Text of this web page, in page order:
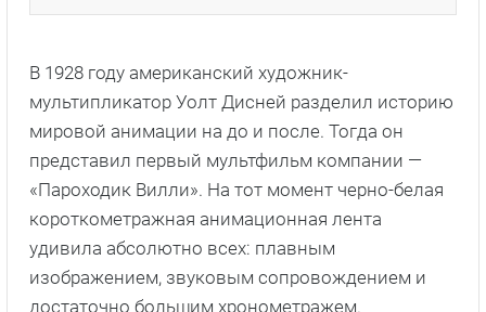
В 1928 году американский художник-
мультипликатор Уолт Дисней разделил историю
мировой анимации на до и после. Тогда он
представил первый мультфильм компании —
«Пароходик Вилли». На тот момент черно-белая
короткометражная анимационная лента
удивила абсолютно всех: плавным
изображением, звуковым сопровождением и
достаточно большим хронометражем.